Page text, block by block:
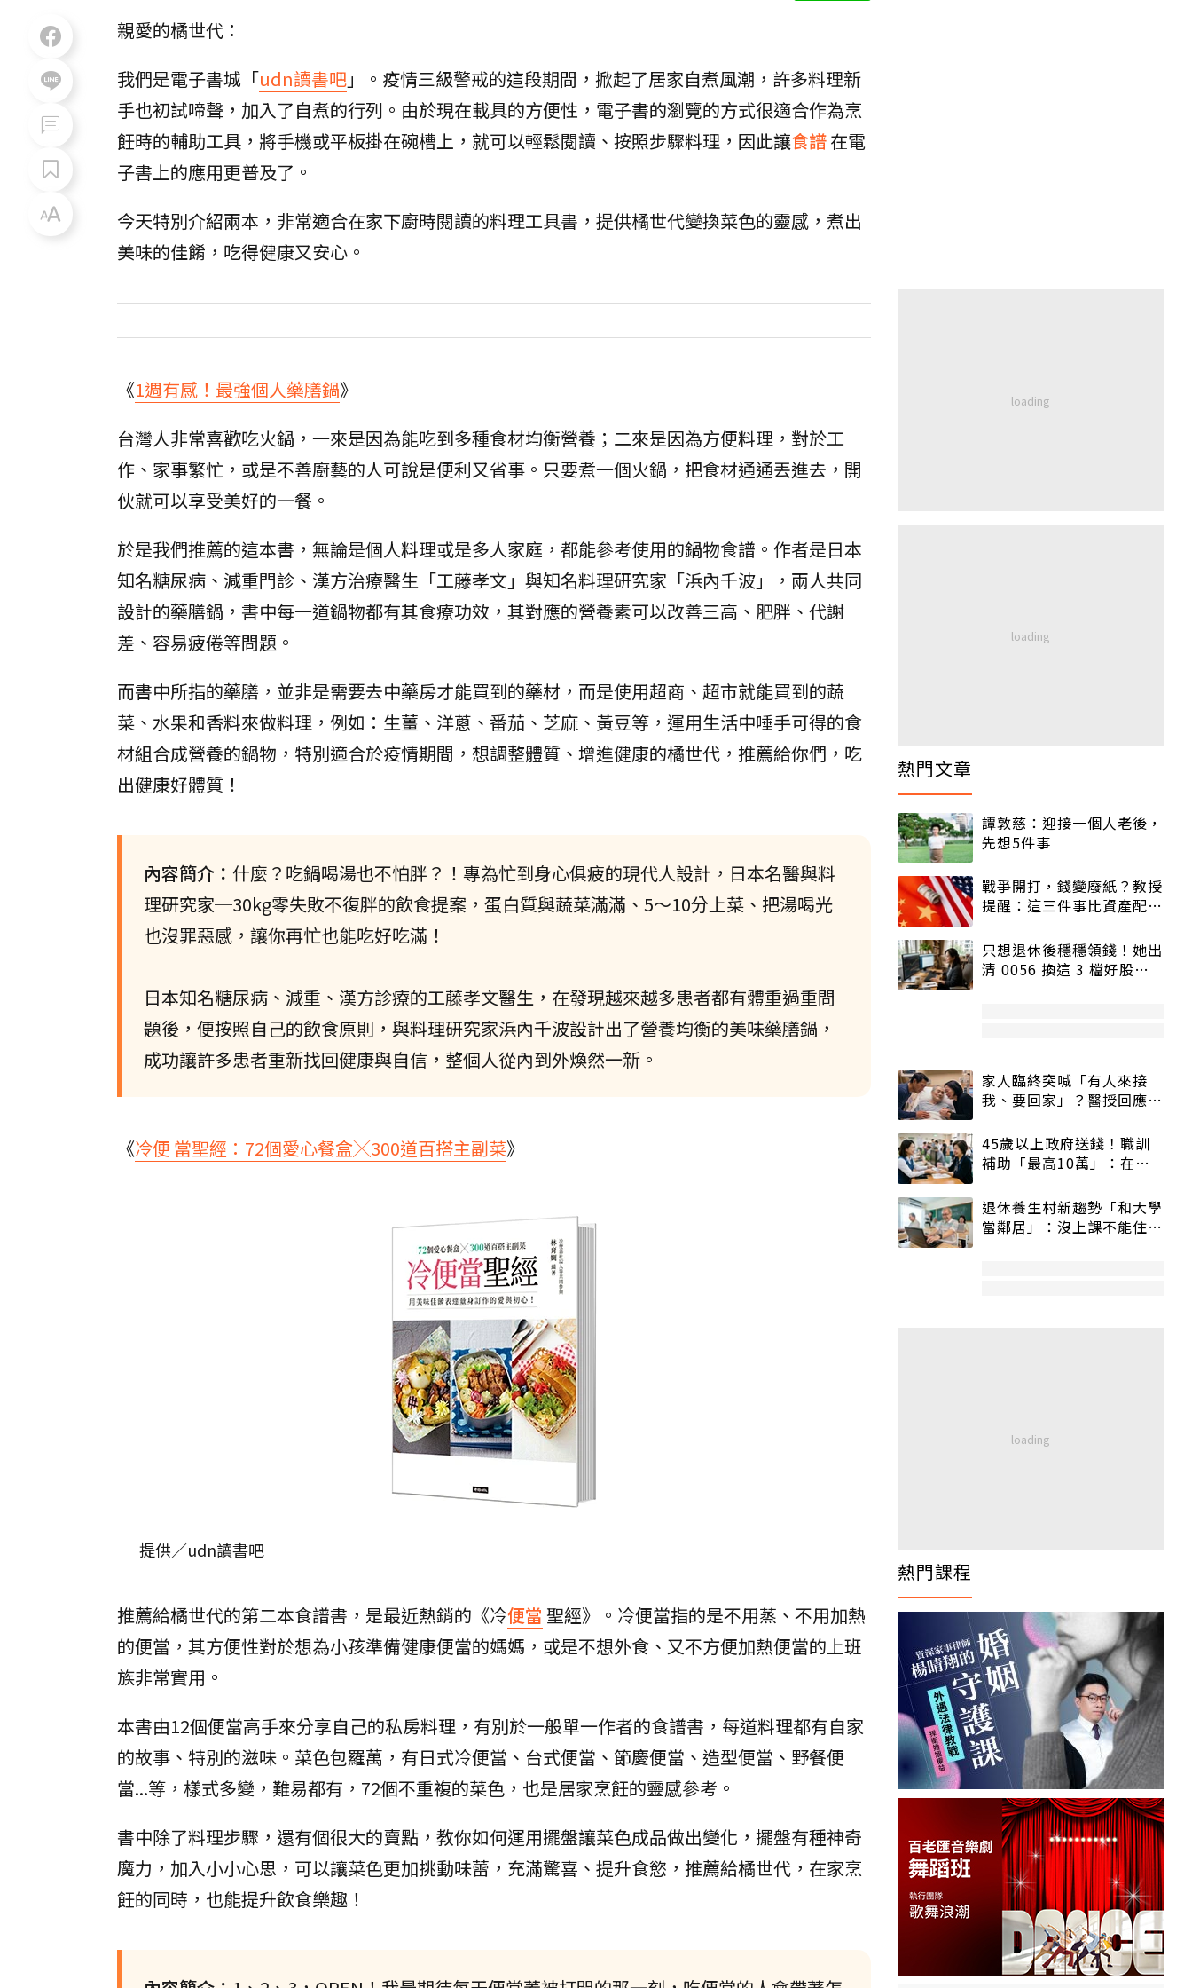
親愛的橘世代：
我們是電子書城「udn讀書吧」。疫情三級警戒的這段期間，掀起了居家自煮風潮，許多料理新
手也初試啼聲，加入了自煮的行列。由於現在載具的方便性，電子書的瀏覽的方式很適合作為烹
飪時的輔助工具，將手機或平板掛在碗槽上，就可以輕鬆閱讀、按照步驟料理，因此讓食譜在電
子書上的應用更普及了。
今天特別介紹兩本，非常適合在家下廚時閱讀的料理工具書，提供橘世代變換菜色的靈感，煮出
美味的佳餚，吃得健康又安心。
《1週有感！最強個人藥膳鍋》
台灣人非常喜歡吃火鍋，一來是因為能吃到多種食材均衡營養；二來是因為方便料理，對於工
作、家事繁忙，或是不善廚藝的人可說是便利又省事。只要煮一個火鍋，把食材通通丟進去，開
伙就可以享受美好的一餐。
於是我們推薦的這本書，無論是個人料理或是多人家庭，都能參考使用的鍋物食譜。作者是日本
知名糖尿病、減重門診、漢方治療醫生「工藤孝文」與知名料理研究家「浜內千波」，兩人共同
設計的藥膳鍋，書中每一道鍋物都有其食療功效，其對應的營養素可以改善三高、肥胖、代謝
差、容易疲倦等問題。
而書中所指的藥膳，並非是需要去中藥房才能買到的藥材，而是使用超商、超市就能買到的蔬
菜、水果和香料來做料理，例如：生薑、洋蔥、番茄、芝麻、黃豆等，運用生活中唾手可得的食
材組合成營養的鍋物，特別適合於疫情期間，想調整體質、增進健康的橘世代，推薦給你們，吃
出健康好體質！
內容簡介： 什麼？吃鍋喝湯也不怕胖？！專為忙到身心俱疲的現代人設計，日本名醫與料
理研究家─30kg零失敗不復胖的飲食提案，蛋白質與蔬菜滿滿、5～10分上菜、把湯喝光
也沒罪惡感，讓你再忙也能吃好吃滿！
日本知名糖尿病、減重、漢方診療的工藤孝文醫生，在發現越來越多患者都有體重過重問
題後，便按照自己的飲食原則，與料理研究家浜內千波設計出了營養均衡的美味藥膳鍋，
成功讓許多患者重新找回健康與自信，整個人從內到外煥然一新。
《冷便 當聖經：72個愛心餐盒╳300道百搭主副菜》
提供／udn讀書吧
推薦給橘世代的第二本食譜書，是最近熱銷的《冷便當 聖經》。冷便當指的是不用蒸、不用加熱
的便當，其方便性對於想為小孩準備健康便當的媽媽，或是不想外食、又不方便加熱便當的上班
族非常實用。
本書由12個便當高手來分享自己的私房料理，有別於一般單一作者的食譜書，每道料理都有自家
的故事、特別的滋味。菜色包羅萬，有日式冷便當、台式便當、節慶便當、造型便當、野餐便
當...等，樣式多變，難易都有，72個不重複的菜色，也是居家烹飪的靈感參考。
書中除了料理步驟，還有個很大的賣點，教你如何運用擺盤讓菜色成品做出變化，擺盤有種神奇
魔力，加入小小心思，可以讓菜色更加挑動味蕾，充滿驚喜、提升食慾，推薦給橘世代，在家烹
飪的同時，也能提升飲食樂趣！
熱門文章
譚敦慈：迎接一個人老後，
先想5件事
戰爭開打，錢變廢紙？教授
提醒：這三件事比資產配置
只想退休後穩穩領錢！她出
清 0056 換這 3 檔好股：
家人臨終突喊「有人來接
我、要回家」？醫授回應方
45歲以上政府送錢！職訓
補助「最高10萬」：在
退休養生村新趨勢「和大學
當鄰居」：沒上課不能住、
熱門課程